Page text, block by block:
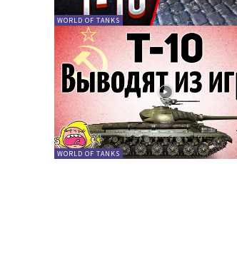
WORLD OF TANKS
WORLD OF TANKS